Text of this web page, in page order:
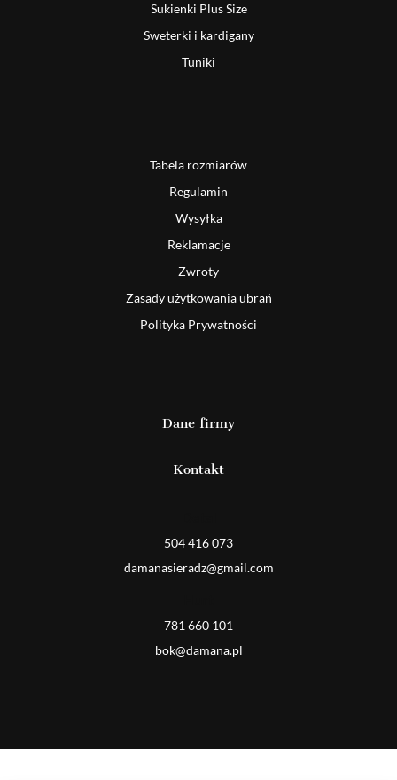
Sukienki Plus Size
Sweterki i kardigany
Tuniki
Tabela rozmiarów
Regulamin
Wysyłka
Reklamacje
Zwroty
Zasady użytkowania ubrań
Polityka Prywatności
Dane firmy
Kontakt
504 416 073
damanasieradz@gmail.com
781 660 101
bok@damana.pl